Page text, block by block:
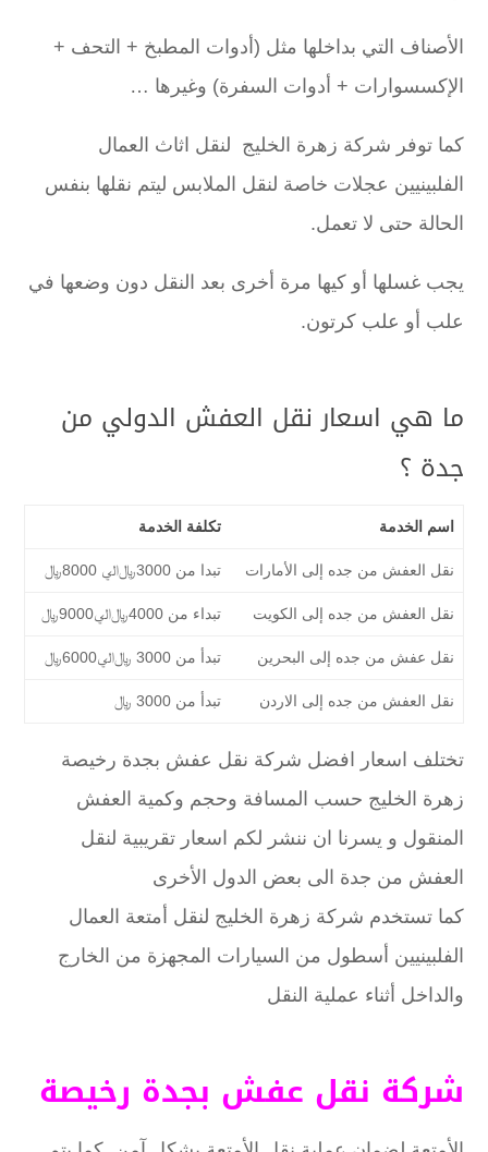
الأصناف التي بداخلها مثل (أدوات المطبخ + التحف +
الإكسسوارات + أدوات السفرة) وغيرها …
كما توفر شركة زهرة الخليج لنقل اثاث العمال
الفلبينيين عجلات خاصة لنقل الملابس ليتم نقلها بنفس
الحالة حتى لا تعمل.
يجب غسلها أو كيها مرة أخرى بعد النقل دون وضعها في
علب أو علب كرتون.
ما هي اسعار نقل العفش الدولي من
جدة ؟
اسم الخدمة تكلفة الخدمة
نقل العفش من جده إلى الأمارات تبدا من 3000﷼الي 8000﷼
نقل العفش من جده إلى الكويت تبداء من 4000﷼الي9000﷼
نقل عفش من جده إلى البحرين تبدأ من 3000 ﷼الي6000﷼
نقل العفش من جده إلى الاردن تبدأ من 3000 ﷼
تختلف اسعار افضل شركة نقل عفش بجدة رخيصة
زهرة الخليج حسب المسافة وحجم وكمية العفش
المنقول و يسرنا ان ننشر لكم اسعار تقريبية لنقل
العفش من جدة الى بعض الدول الأخرى
كما تستخدم شركة زهرة الخليج لنقل أمتعة العمال
الفلبينيين أسطول من السيارات المجهزة من الخارج
والداخل أثناء عملية النقل
شركة نقل عفش بجدة رخيصة